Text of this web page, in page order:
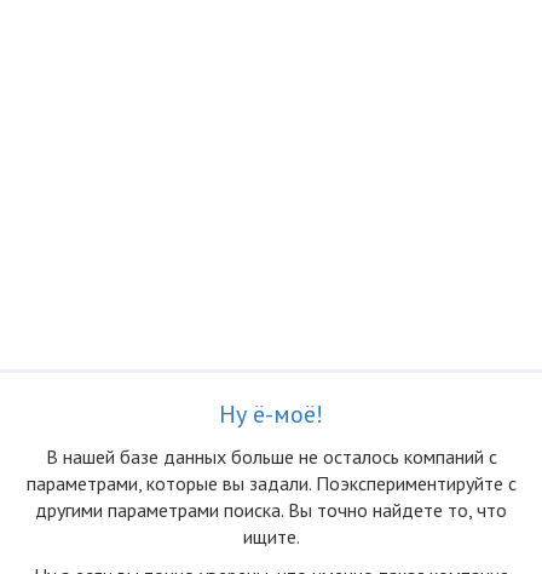
Ну ё-моё!
В нашей базе данных больше не осталоcь компаний с
параметрами, которые вы задали. Поэкспериментируйте с
другими параметрами поиска. Вы точно найдете то, что
ищите.